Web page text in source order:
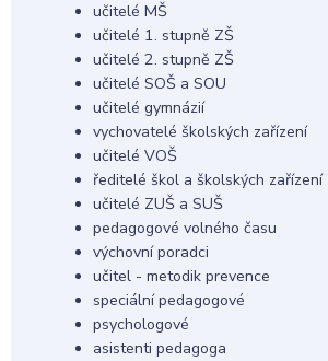
učitelé MŠ
učitelé 1. stupně ZŠ
učitelé 2. stupně ZŠ
učitelé SOŠ a SOU
učitelé gymnázií
vychovatelé školských zařízení
učitelé VOŠ
ředitelé škol a školských zařízení
učitelé ZUŠ a SUŠ
pedagogové volného času
výchovní poradci
učitel - metodik prevence
speciální pedagogové
psychologové
asistenti pedagoga